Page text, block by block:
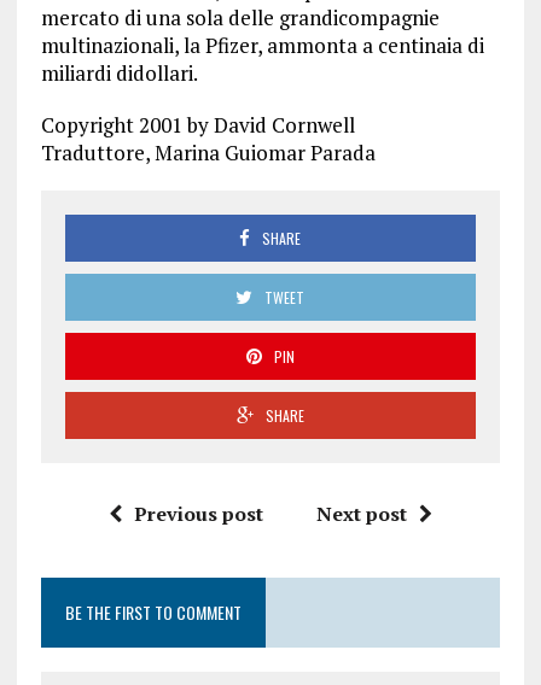
mercato di una sola delle grandicompagnie
multinazionali, la Pfizer, ammonta a centinaia di
miliardi didollari.
Copyright 2001 by David Cornwell
Traduttore, Marina Guiomar Parada
SHARE
TWEET
PIN
SHARE
Previous post Next post
BE THE FIRST TO COMMENT